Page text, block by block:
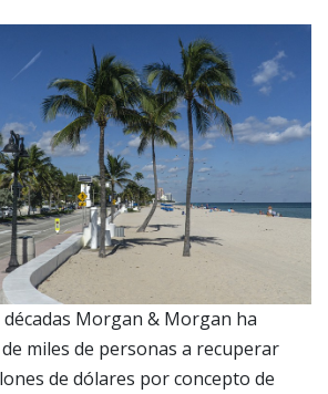
Morgan & Morgan ha
miles de personas a recuperar
de dólares por concepto de